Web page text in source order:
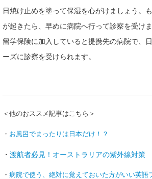
日焼け止めを塗って保湿を心がけましょう。
が起きたら、早めに病院へ行って診察を受け
留学保険に加入していると提携先の病院で、
ーズに診察を受けられます。
＜他のおススメ記事はこちら＞
・ お風呂でまったりは日本だけ！？
・ 渡航者必見！オーストラリアの紫外線対策
・ 病院で使う、絶対に覚えておいた方がいい英語